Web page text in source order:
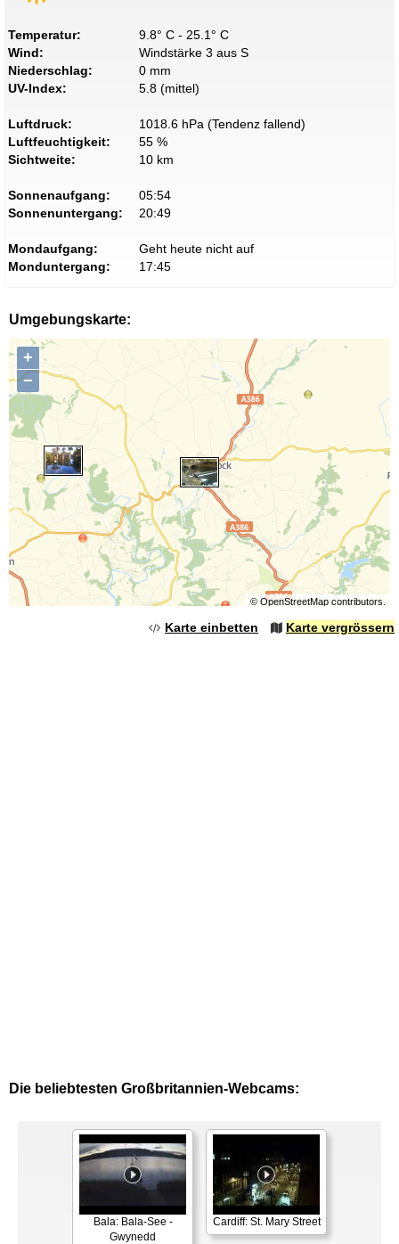
Temperatur:
9.8° C - 25.1° C
Wind:
Windstärke 3 aus S
Niederschlag:
0 mm
UV-Index:
5.8 (mittel)
Luftdruck:
1018.6 hPa (Tendenz fallend)
Luftfeuchtigkeit:
55 %
Sichtweite:
10 km
Sonnenaufgang:
05:54
Sonnenuntergang:
20:49
Mondaufgang:
Geht heute nicht auf
Monduntergang:
17:45
Umgebungskarte:
+
−
© OpenStreetMapcontributors.
Karte einbetten Karte vergrössern
Die beliebtesten Großbritannien-Webcams:
Bala: Bala-See -
Gwynedd
Cardiff: St. Mary Street